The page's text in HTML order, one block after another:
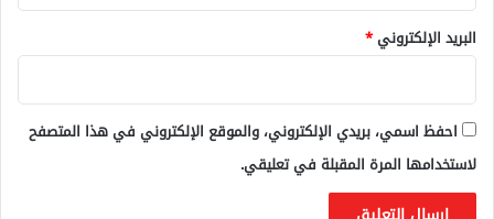
البريد الإلكتروني*
احفظ اسمي، بريدي الإلكتروني، والموقع الإلكتروني في هذا المتصفح
لاستخدامها المرة المقبلة في تعليقي.